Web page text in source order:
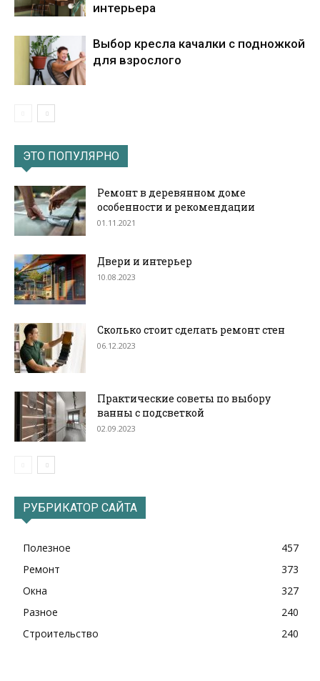
интерьера
Выбор кресла качалки с подножкой
для взрослого
ЭТО ПОПУЛЯРНО
Ремонт в деревянном доме
особенности и рекомендации
01.11.2021
Двери и интерьер
10.08.2023
Сколько стоит сделать ремонт стен
06.12.2023
Практические советы по выбору
ванны с подсветкой
02.09.2023
РУБРИКАТОР САЙТА
Полезное
457
Ремонт
373
Окна
327
Разное
240
Строительство
240